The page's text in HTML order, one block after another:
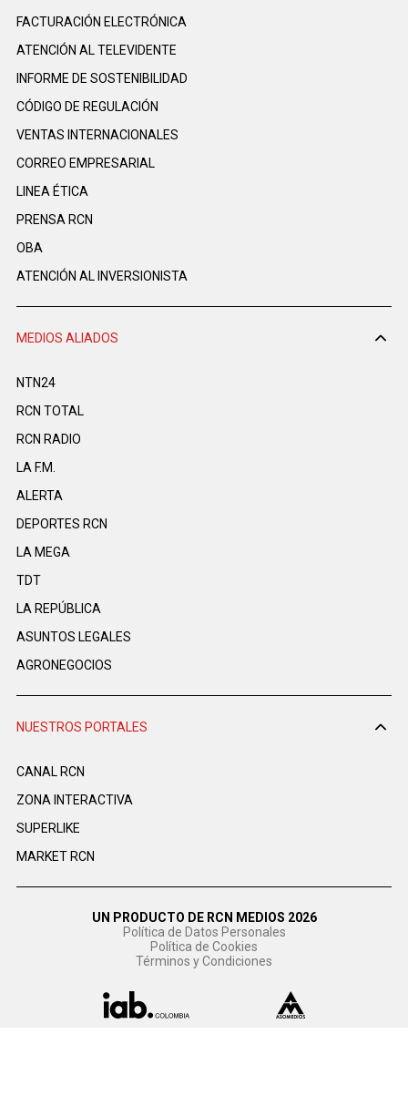
FACTURACIÓN ELECTRÓNICA
ATENCIÓN AL TELEVIDENTE
INFORME DE SOSTENIBILIDAD
CÓDIGO DE REGULACIÓN
VENTAS INTERNACIONALES
CORREO EMPRESARIAL
LINEA ÉTICA
PRENSA RCN
OBA
ATENCIÓN AL INVERSIONISTA
MEDIOS ALIADOS
NTN24
RCN TOTAL
RCN RADIO
LA F.M.
ALERTA
DEPORTES RCN
LA MEGA
TDT
LA REPÚBLICA
ASUNTOS LEGALES
AGRONEGOCIOS
NUESTROS PORTALES
CANAL RCN
ZONA INTERACTIVA
SUPERLIKE
MARKET RCN
UN PRODUCTO DE RCN MEDIOS 2026
Política de Datos Personales
Política de Cookies
Términos y Condiciones